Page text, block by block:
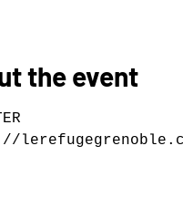
the event